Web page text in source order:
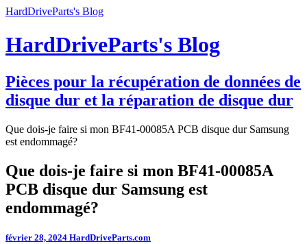
HardDriveParts's Blog
HardDriveParts's Blog
Pièces pour la récupération de données de
disque dur et la réparation de disque dur
Que dois-je faire si mon BF41-00085A PCB disque dur Samsung
est endommagé?
Que dois-je faire si mon BF41-00085A
PCB disque dur Samsung est
endommagé?
février 28, 2024 HardDriveParts.com